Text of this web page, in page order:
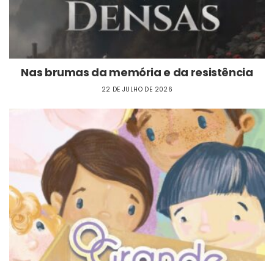
Nas brumas da memória e da resistência
22 DE JULHO DE 2026